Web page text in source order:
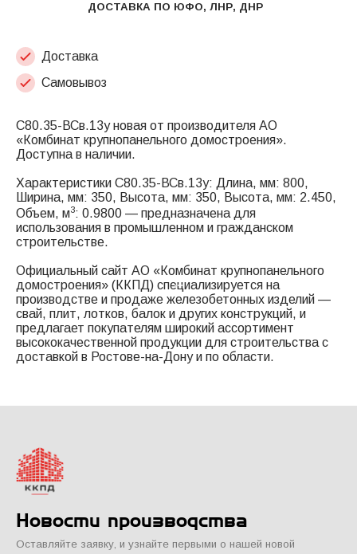
ДОСТАВКА ПО ЮФО, ЛНР, ДНР
Доставка
Самовывоз
С80.35-ВСв.13у новая от производителя АО
«Комбинат крупнопанельного домостроения».
Доступна в наличии.
Характеристики С80.35-ВСв.13у: Длина, мм: 800,
Ширина, мм: 350, Высота, мм: 350, Высота, мм: 2.450,
Объем, м3: 0.9800 — предназначена для
использования в промышленном и гражданском
строительстве.
Официальный сайт АО «Комбинат крупнопанельного
домостроения» (ККПД) специализируется на
производстве и продаже железобетонных изделий —
свай, плит, лотков, балок и других конструкций, и
предлагает покупателям широкий ассортимент
высококачественной продукции для строительства с
доставкой в Ростове-на-Дону и по области.
Новости производства
Оставляйте заявку, и узнайте первыми о нашей новой